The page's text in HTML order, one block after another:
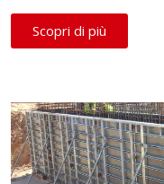
Scopri di più